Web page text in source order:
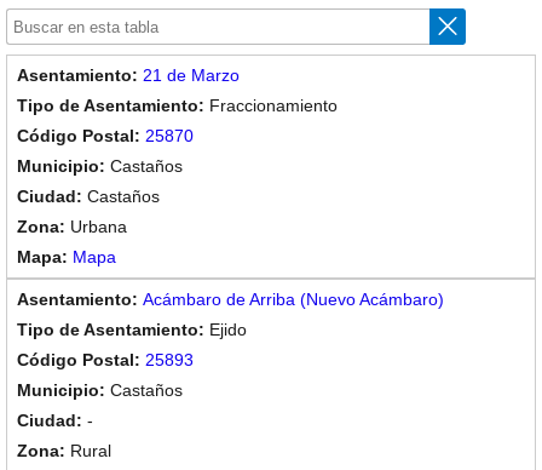
21 de Marzo
Fraccionamiento
25870
Castaños
Castaños
Urbana
Mapa
Acámbaro de Arriba (Nuevo Acámbaro)
Ejido
25893
Castaños
-
Rural